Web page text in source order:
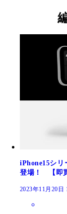
iPhone15シリ
登場！ 【即
2023年11月20日